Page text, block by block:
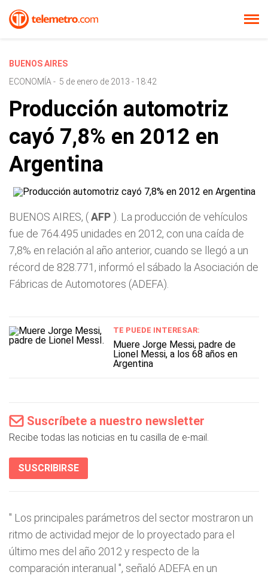
BUENOS AIRES
ECONOMÍA - 5 de enero de 2013 - 18:42
Producción automotriz
cayó 7,8% en 2012 en
Argentina
BUENOS AIRES, (AFP ). La producción de vehículos
fue de 764.495 unidades en 2012, con una caída de
7,8% en relación al año anterior, cuando se llegó a un
récord de 828.771, informó el sábado la Asociación de
Fábricas de Automotores (ADEFA).
TE PUEDE INTERESAR:
Muere Jorge Messi, padre de
Lionel Messi, a los 68 años en
Argentina
Suscríbete a nuestro newsletter
Recibe todas las noticias en tu casilla de e-mail.
SUSCRIBIRSE
" Los principales parámetros del sector mostraron un
ritmo de actividad mejor de lo proyectado para el
último mes del año 2012 y respecto de la
comparación interanual ", señaló ADEFA en un